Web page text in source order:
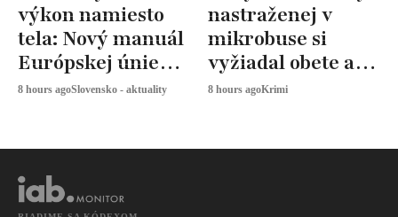
výkon namiesto
tela: Nový manuál
Európskej únie
určuje, ako
8 hours agoSlovensko - aktuality
nastraženej v
mikrobuse si
vyžiadal obete a
zranených
8 hours agoKrimi